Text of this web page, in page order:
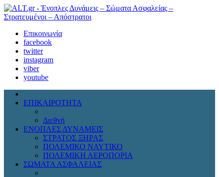
Επικοινωνία
facebook
twitter
instagram
viber
youtube
ΕΠΙΚΑΙΡΟΤΗΤΑ
Διεθνή
ΕΝΟΠΛΕΣ ΔΥΝΑΜΕΙΣ
ΣΤΡΑΤΟΣ ΞΗΡΑΣ
ΠΟΛΕΜΙΚΟ ΝΑΥΤΙΚΟ
ΠΟΛΕΜΙΚΗ ΑΕΡΟΠΟΡΙΑ
ΣΩΜΑΤΑ ΑΣΦΑΛΕΙΑΣ